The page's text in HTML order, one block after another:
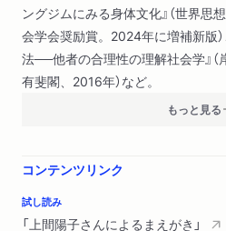
解説 他者になる、解離する― 参
あとがき 岸政彦
索引
ングジムにみる身体文化』（世界思
会学会奨励賞。2024年に増補新版
法──他者の合理性の理解社会学』（
有斐閣、2016年）など。
もっと見る
コンテンツリンク
試し読み
「上間陽子さんによるまえがき」